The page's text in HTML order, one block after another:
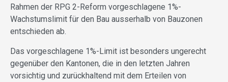
Rahmen der RPG 2-Reform vorgeschlagene 1%-
Wachstumslimit für den Bau ausserhalb von Bauzonen
entschieden ab.
Das vorgeschlagene 1%-Limit ist besonders ungerecht
gegenüber den Kantonen, die in den letzten Jahren
vorsichtig und zurückhaltend mit dem Erteilen von